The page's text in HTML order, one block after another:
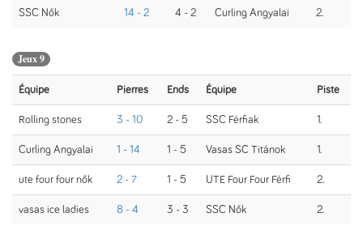
SSC Nők 14 - 2 4 - 2 Curling Angyalai 2.
Jeux 9
Équipe Pierres Ends Équipe Piste
Rolling stones 3 - 10 2 - 5 SSC Férfiak 1.
Curling Angyalai 1 - 14 1 - 5 Vasas SC Titánok 1.
ute four four nők 2 - 7 1 - 5 UTE Four Four Férfi 2.
vasas ice ladies 8 - 4 3 - 3 SSC Nők 2.